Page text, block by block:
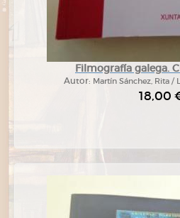
Filmografía galega.
Autor: Martín Sánchez, Rita /
18,00